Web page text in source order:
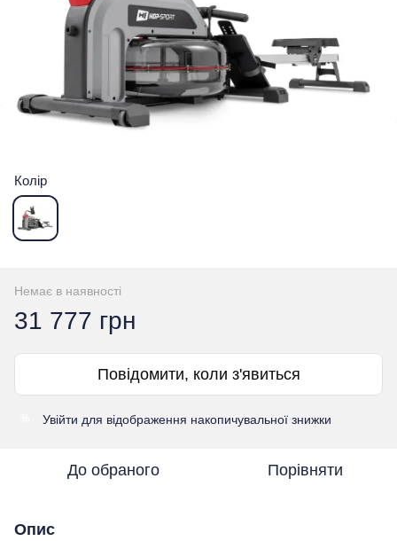
Колір
Немає в наявності
31 777 грн
Повідомити, коли з'явиться
Увійти для відображення накопичувальної знижки
До обраного Порівняти
Опис